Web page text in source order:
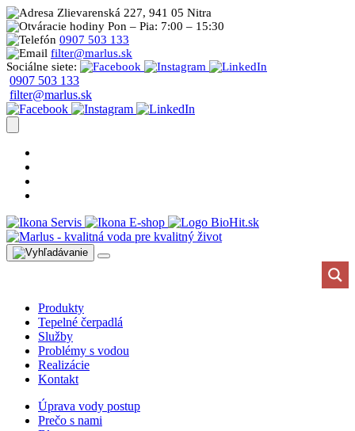
Zlievarenská 227, 941 05 Nitra
Pon – Pia: 7:00 – 15:30
0907 503 133
filter@marlus.sk
Sociálne siete:
0907 503 133
filter@marlus.sk
Servis E-shop
Produkty
Tepelné čerpadlá
Služby
Problémy s vodou
Realizácie
Kontakt
Úprava vody postup
Prečo s nami